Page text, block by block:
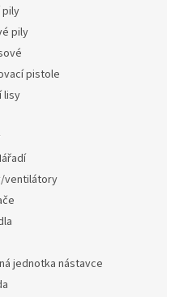
pily
pily
pistole
lisy
ventilátory
jednotka nástavce